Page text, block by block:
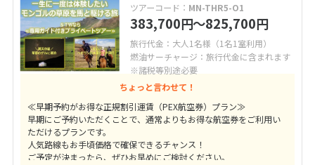
ツアーコード： MN-THR5-O1
383,700円〜825,700円
旅行代金：大人1名様（1名1室利用）
燃油サーチャージ：旅行代金に含まれます
※諸税等別途必要
ちょっと言わせて！
≪早期予約がお得な正規割引運賃（PEX航空券）プラン≫
早期にご予約いただくことで、通常よりもお得な航空券をご利用い
ただけるプランです。
人気路線もお手頃価格で確保できるチャンス！
ご予定が決まったら、ぜひお早めにご検討ください。